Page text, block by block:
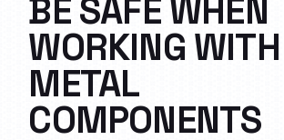
BE SAFE WHEN
WORKING WITH
METAL
COMPONENTS